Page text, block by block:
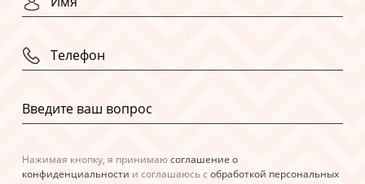
Нажимая кнопку, я принимаюсоглашение о
конфиденциальности и соглашаюсь с обработкой персональных